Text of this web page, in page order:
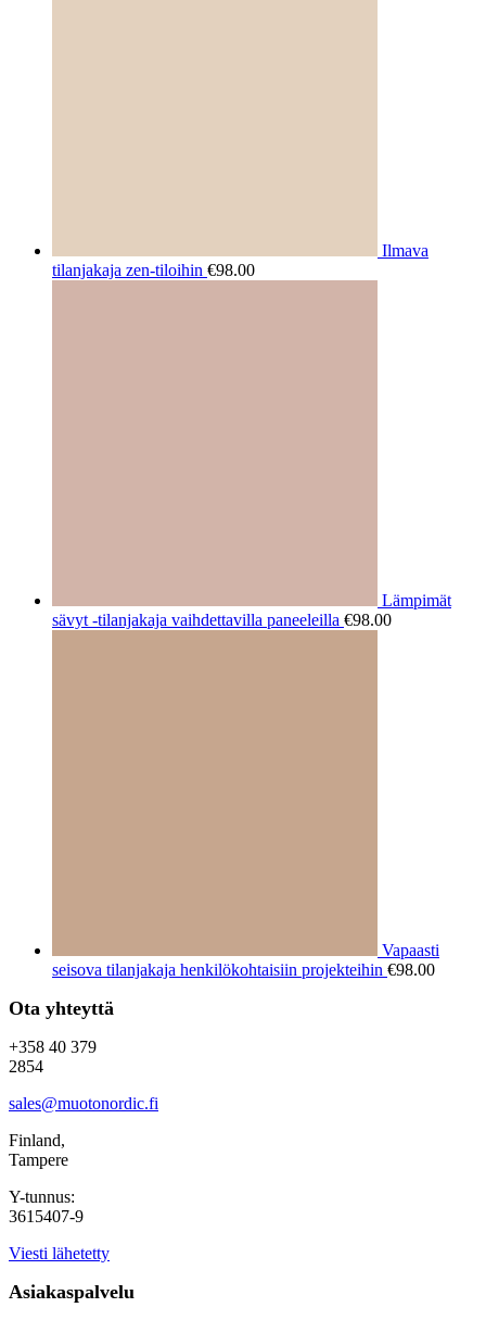
Ilmava
tilanjakaja zen-tiloihin €98.00
Lämpimät
sävyt -tilanjakaja vaihdettavilla paneeleilla €98.00
Vapaasti
seisova tilanjakaja henkilökohtaisiin projekteihin €98.00
Ota yhteyttä
+358 40 379
2854
sales@muotonordic.fi
Finland,
Tampere
Y-tunnus:
3615407-9
Viesti lähetetty
Asiakaspalvelu